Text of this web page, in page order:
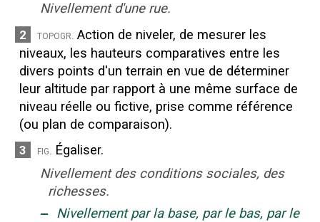
Nivellement d'une rue.
2 topogr. Action de niveler, de mesurer les
niveaux, les hauteurs comparatives entre les
divers points d'un terrain en vue de déterminer
leur altitude par rapport à une même surface de
niveau réelle ou fictive, prise comme référence
(ou plan de comparaison).
3 fig. Égaliser.
Nivellement des conditions sociales, des
richesses.
‒ Nivellement par la base, par le bas, par le